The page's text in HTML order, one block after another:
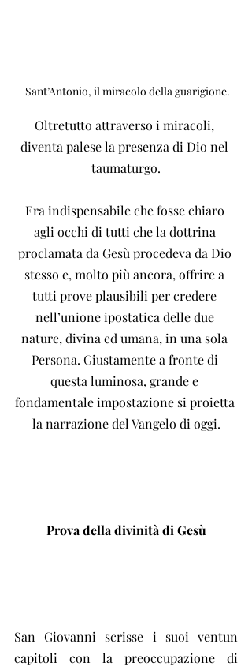
Sant’Antonio, il miracolo della guarigione.
Oltretutto attraverso i miracoli,
diventa palese la presenza di Dio nel
taumaturgo.
Era indispensabile che fosse chiaro
agli occhi di tutti che la dottrina
proclamata da Gesù procedeva da Dio
stesso e, molto più ancora, offrire a
tutti prove plausibili per credere
nell’unione ipostatica delle due
nature, divina ed umana, in una sola
Persona. Giustamente a fronte di
questa luminosa, grande e
fondamentale impostazione si proietta
la narrazione del Vangelo di oggi.
Prova della divinità di Gesù
San Giovanni scrisse i suoi ventun
capitoli con la preoccupazione di